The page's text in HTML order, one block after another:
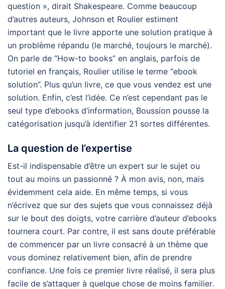
question », dirait Shakespeare. Comme beaucoup
d’autres auteurs, Johnson et Roulier estiment
important que le livre apporte une solution pratique à
un problème répandu (le marché, toujours le marché).
On parle de “How-to books” en anglais, parfois de
tutoriel en français, Roulier utilise le terme “ebook
solution”. Plus qu’un livre, ce que vous vendez est une
solution. Enfin, c’est l’idée. Ce n’est cependant pas le
seul type d’ebooks d’information, Boussion pousse la
catégorisation jusqu’à identifier 21 sortes différentes.
La question de l’expertise
Est-il indispensable d’être un expert sur le sujet ou
tout au moins un passionné ? À mon avis, non, mais
évidemment cela aide. En même temps, si vous
n’écrivez que sur des sujets que vous connaissez déjà
sur le bout des doigts, votre carrière d’auteur d’ebooks
tournera court. Par contre, il est sans doute préférable
de commencer par un livre consacré à un thème que
vous dominez relativement bien, afin de prendre
confiance. Une fois ce premier livre réalisé, il sera plus
facile de s’attaquer à quelque chose de moins familier.